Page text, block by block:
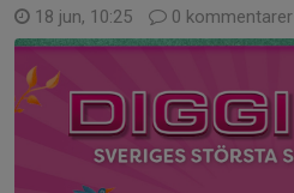
18 jun, 10:25 0 kommentarer